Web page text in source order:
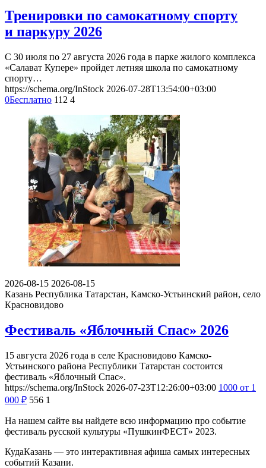
Тренировки по самокатному спорту
и паркуру 2026
С 30 июля по 27 августа 2026 года в парке жилого комплекса
«Салават Купере» пройдет летняя школа по самокатному
спорту…
https://schema.org/InStock 2026-07-28T13:54:00+03:00
0Бесплатно 112 4
2026-08-15 2026-08-15
Казань Республика Татарстан, Камско-Устьинский район, село
Красновидово
Фестиваль «Яблочный Спас» 2026
15 августа 2026 года в селе Красновидово Камско-
Устьинского района Республики Татарстан состоится
фестиваль «Яблочный Спас».
https://schema.org/InStock 2026-07-23T12:26:00+03:00 1000 от 1
000 ₽ 556 1
На нашем сайте вы найдете всю информацию про событие
фестиваль русской культуры «ПушкинФЕСТ» 2023.
КудаКазань — это интерактивная афиша самых интересных
событий Казани.